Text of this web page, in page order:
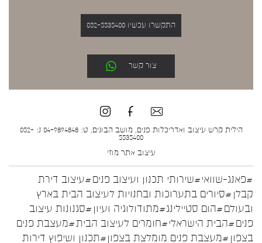
התקשרו עכשיו 052-5535400
צור קשר
הילית קרש עיצוב ואדריכלות פנים, מושב הבונים, ט: 04-9894848 נ: 052-
5535400
עיצוב אתר מוזי
#פאנג-שוואי#שירותי תכנון ועיצוב פנים#עיצוב דירת
קבלן #סיורים בתערוכות ובחנויות לעיצוב הבית בארץ
ובעולם#הום סטיילינג#מתודולוגיה ועיון #סגנונות עיצוב
פנים#הבית הישראלי#חומרים לעיצוב הבית#מעצבת פנים
בצפון #מעצבת פנים מומלצת בצפון#תכנון ושיפוץ דירות